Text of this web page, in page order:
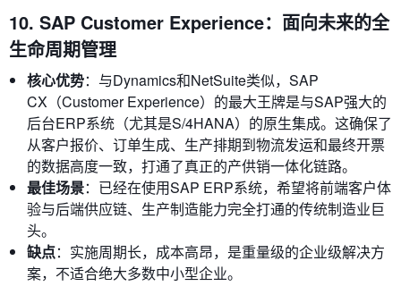
10. SAP Customer Experience：面向未来的全
生命周期管理
核心优势：与Dynamics和NetSuite类似，SAP
CX（Customer Experience）的最大王牌是与SAP强大的
后台ERP系统（尤其是S/4HANA）的原生集成。这确保了
从客户报价、订单生成、生产排期到物流发运和最终开票
的数据高度一致，打通了真正的产供销一体化链路。
最佳场景：已经在使用SAP ERP系统，希望将前端客户体
验与后端供应链、生产制造能力完全打通的传统制造业巨
头。
缺点：实施周期长，成本高昂，是重量级的企业级解决方
案，不适合绝大多数中小型企业。